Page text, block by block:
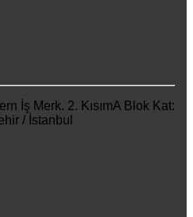
İş Merk. 2. KısımA Blok Kat:
/ İstanbul